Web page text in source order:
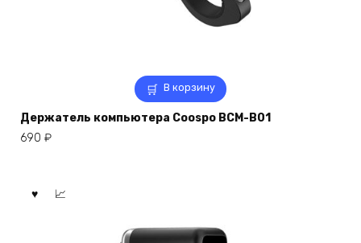
В корзину
Держатель компьютера Coospo BCM-B01
690 ₽